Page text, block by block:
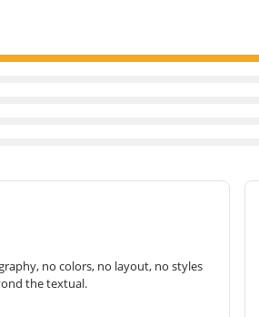
no colors, no layout, no styles
the textual.